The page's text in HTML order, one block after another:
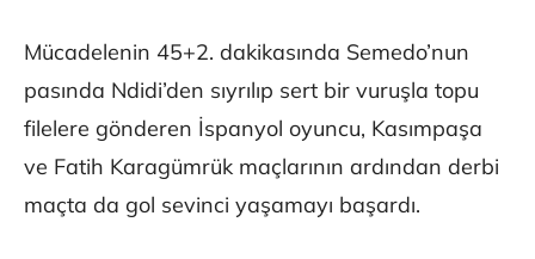
Mücadelenin 45+2. dakikasında Semedo’nun
pasında Ndidi’den sıyrılıp sert bir vuruşla topu
filelere gönderen İspanyol oyuncu, Kasımpaşa
ve Fatih Karagümrük maçlarının ardından derbi
maçta da gol sevinci yaşamayı başardı.